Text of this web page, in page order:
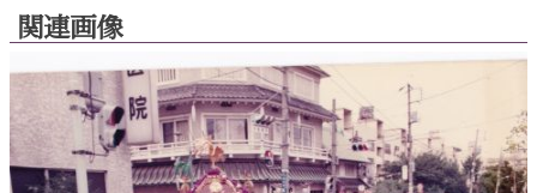
関連画像